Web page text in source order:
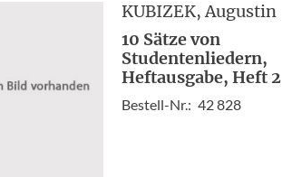
KUBIZEK, Augustin
10 Sätze von
Studentenliedern,
Heftausgabe, Heft 2
Bestell-Nr.: 42 828